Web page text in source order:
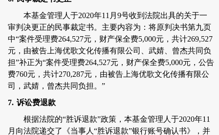
本基金管理人于2020年11 月 9号收到法院出具的关于一
审判决更正的民事裁定书。主要内容为：将原判决书第九页
中“案件受理费264,527元，财产保全费5,000元，共计269,527
元，由被告上海优歌文化传播有限公司、武婧、曾杰共同负
担”补正为“案件受理费264,527元，财产保全费5,000元，公告
费760元，共计270,287元，由被告上海优歌文化传播有限公
司，武婧，曾杰共同负担。 ”
7. 诉讼费退款
根据法院的“胜诉退款”政策，本基金管理人于2020年11
月向法院递交了《当事人 “胜诉退款”银行账号确认书》，并